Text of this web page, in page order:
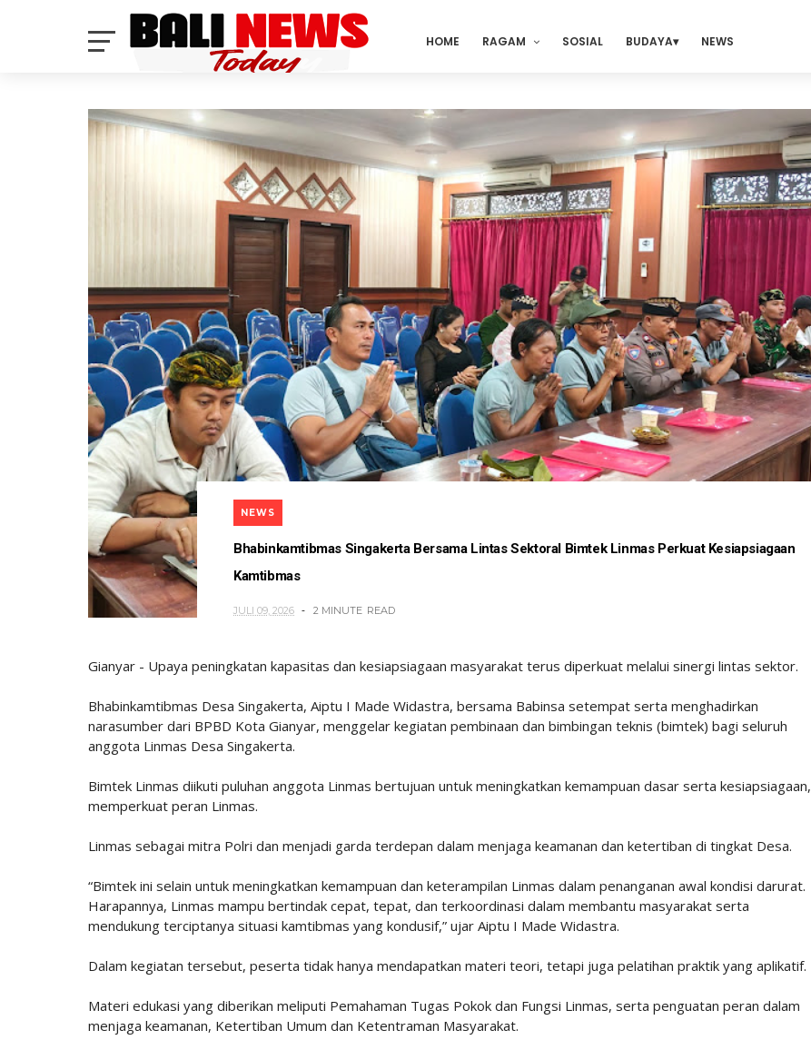
HOME RAGAM SOSIAL BUDAYA NEWS
NEWS
Bhabinkamtibmas Singakerta Bersama Lintas Sektoral Bimtek Linmas Perkuat Kesiapsiagaan
Kamtibmas
JULI 09, 2026 2 MINUTE READ
Gianyar - Upaya peningkatan kapasitas dan kesiapsiagaan masyarakat terus diperkuat melalui sinergi lintas sektor.
Bhabinkamtibmas Desa Singakerta, Aiptu I Made Widastra, bersama Babinsa setempat serta menghadirkan
narasumber dari BPBD Kota Gianyar, menggelar kegiatan pembinaan dan bimbingan teknis (bimtek) bagi seluruh
anggota Linmas Desa Singakerta.
Bimtek Linmas diikuti puluhan anggota Linmas bertujuan untuk meningkatkan kemampuan dasar serta kesiapsiagaan,
memperkuat peran Linmas.
Linmas sebagai mitra Polri dan menjadi garda terdepan dalam menjaga keamanan dan ketertiban di tingkat Desa.
“Bimtek ini selain untuk meningkatkan kemampuan dan keterampilan Linmas dalam penanganan awal kondisi darurat.
Harapannya, Linmas mampu bertindak cepat, tepat, dan terkoordinasi dalam membantu masyarakat serta
mendukung terciptanya situasi kamtibmas yang kondusif,” ujar Aiptu I Made Widastra.
Dalam kegiatan tersebut, peserta tidak hanya mendapatkan materi teori, tetapi juga pelatihan praktik yang aplikatif.
Materi edukasi yang diberikan meliputi Pemahaman Tugas Pokok dan Fungsi Linmas, serta penguatan peran dalam
menjaga keamanan, Ketertiban Umum dan Ketentraman Masyarakat.